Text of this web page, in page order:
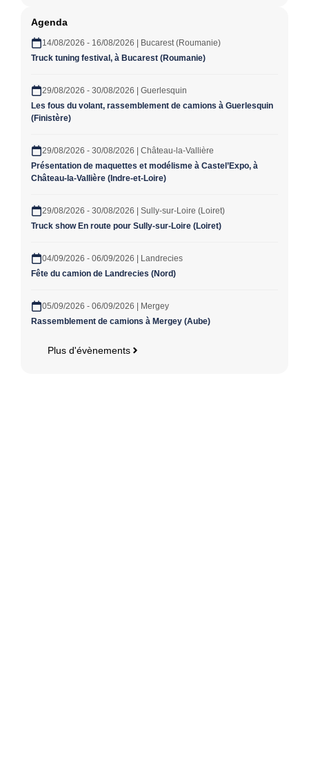
Agenda
14/08/2026 - 16/08/2026 | Bucarest (Roumanie)
Truck tuning festival, à Bucarest (Roumanie)
29/08/2026 - 30/08/2026 | Guerlesquin
Les fous du volant, rassemblement de camions à Guerlesquin
(Finistère)
29/08/2026 - 30/08/2026 | Château-la-Vallière
Présentation de maquettes et modélisme à Castel’Expo, à
Château-la-Vallière (Indre-et-Loire)
29/08/2026 - 30/08/2026 | Sully-sur-Loire (Loiret)
Truck show En route pour Sully-sur-Loire (Loiret)
04/09/2026 - 06/09/2026 | Landrecies
Fête du camion de Landrecies (Nord)
05/09/2026 - 06/09/2026 | Mergey
Rassemblement de camions à Mergey (Aube)
Plus d'évènements